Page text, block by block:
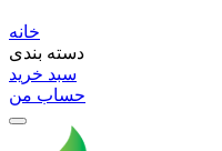
خانه
دسته بندی
سبد خرید
حساب من